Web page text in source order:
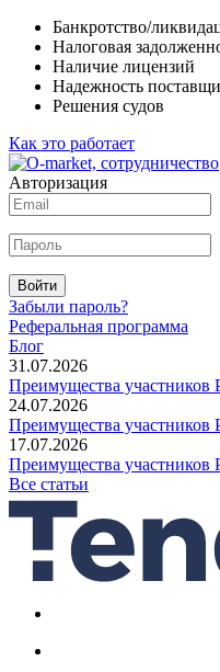
Банкротство/
Налоговая
Наличие лицензий
Надежность
Решения судов
Как это работает
Авторизация
Войти
Забыли пароль?
Реферальная программа
Блог
31.07.2026
Преимущества
24.07.2026
Преимущества
17.07.2026
Преимущества
Все статьи